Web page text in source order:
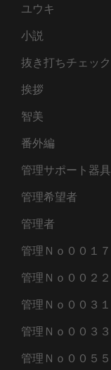
ユウキ
小説
抜き打ちチェック
挨拶
智美
番外編
管理サポート器具
管理希望者
管理者
管理Ｎｏ００１７
管理Ｎｏ００２２
管理Ｎｏ００３１
管理Ｎｏ００３３
管理Ｎｏ００５５